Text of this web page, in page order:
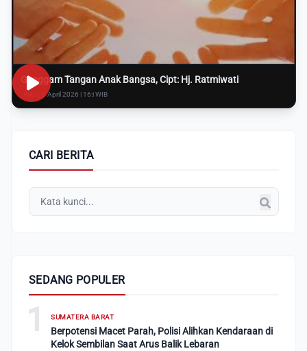
Genggam Tangan Anak Bangsa, Cipt: Hj. Ratmiwati
Rabu, 8 April 2026 | 16:i WIB
CARI BERITA
SEDANG POPULER
1 SUMATERA BARAT
Berpotensi Macet Parah, Polisi Alihkan Kendaraan di
Kelok Sembilan Saat Arus Balik Lebaran